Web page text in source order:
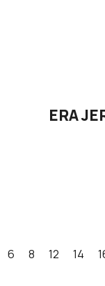
ERA
6 8 12 14